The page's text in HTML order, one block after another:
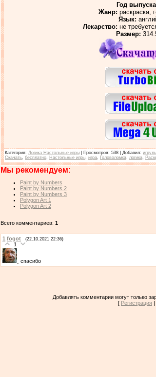
Год
Жанр: раскраска,
Язык:
Лекарство: не
Размер:
Категория: Логика Настольные игры Просмотров: 538 | Добавил:
Скачать бесплатно Настольные игры игра Головоломка логика
Мы рекомендуем:
Paint by Numbers
Paint by Numbers 2
Paint by Numbers 3
Polygon Art 1
Polygon Art 2
Всего комментариев: 1
1 fogot (22.10.2021 22:36)
1
спасибо
Добавлять комментарии могут только
[ Регистрация |